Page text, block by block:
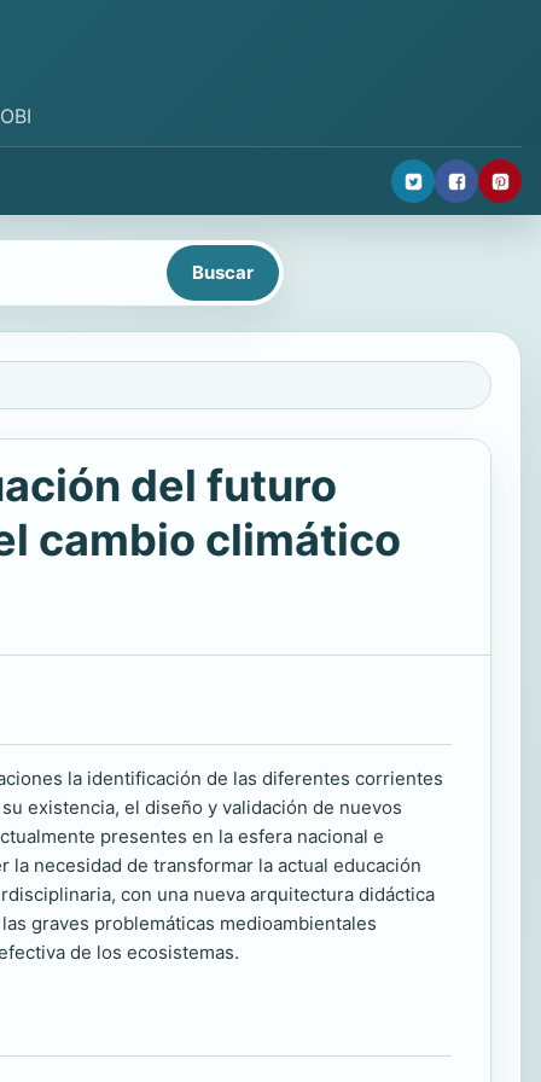
del futuro
cambio climático
la identificación de las diferentes corrientes
existencia, el diseño y validación de nuevos
presentes en la esfera nacional e
necesidad de transformar la actual educación
con una nueva arquitectura didáctica
graves problemáticas medioambientales
de los ecosistemas.